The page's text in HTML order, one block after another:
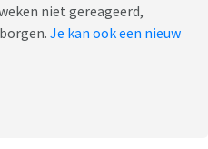
niet gereageerd,
Je kan ook een nieuw